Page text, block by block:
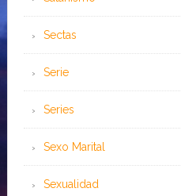
Sectas
Serie
Series
Sexo Marital
Sexualidad